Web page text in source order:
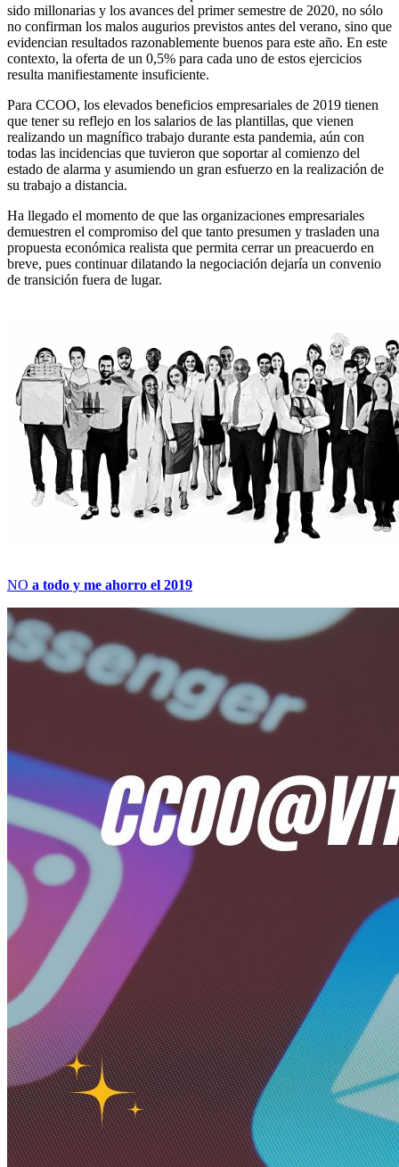
sido millonarias y los avances del primer semestre de 2020, no sólo
no confirman los malos augurios previstos antes del verano, sino que
evidencian resultados razonablemente buenos para este año. En este
contexto, la oferta de un 0,5% para cada uno de estos ejercicios
resulta manifiestamente insuficiente.
Para CCOO, los elevados beneficios empresariales de 2019 tienen
que tener su reflejo en los salarios de las plantillas, que vienen
realizando un magnífico trabajo durante esta pandemia, aún con
todas las incidencias que tuvieron que soportar al comienzo del
estado de alarma y asumiendo un gran esfuerzo en la realización de
su trabajo a distancia.
Ha llegado el momento de que las organizaciones empresariales
demuestren el compromiso del que tanto presumen y trasladen una
propuesta económica realista que permita cerrar un preacuerdo en
breve, pues continuar dilatando la negociación dejaría un convenio
de transición fuera de lugar.
NO a todo y me ahorro el 2019